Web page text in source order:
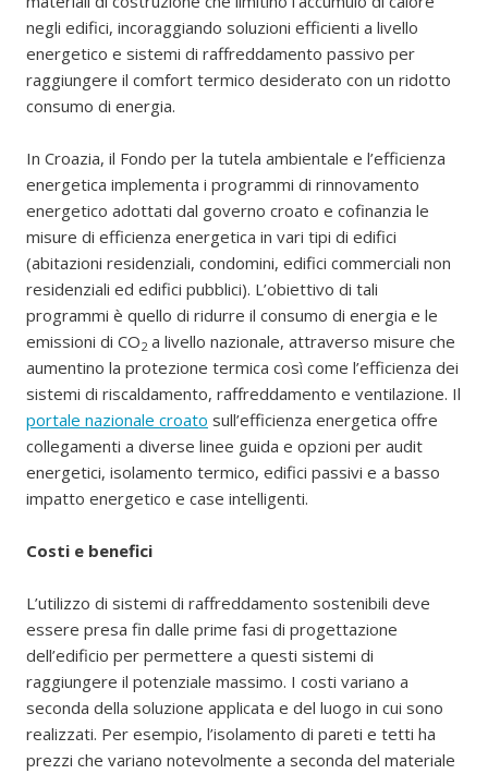
negli edifici, incoraggiando soluzioni efficienti a livello
energetico e sistemi di raffreddamento passivo per
raggiungere il comfort termico desiderato con un ridotto
consumo di energia.
In Croazia, il Fondo per la tutela ambientale e l’efficienza
energetica implementa i programmi di rinnovamento
energetico adottati dal governo croato e cofinanzia le
misure di efficienza energetica in vari tipi di edifici
(abitazioni residenziali, condomini, edifici commerciali non
residenziali ed edifici pubblici). L’obiettivo di tali
programmi è quello di ridurre il consumo di energia e le
emissioni di CO2 a livello nazionale, attraverso misure che
aumentino la protezione termica così come l’efficienza dei
sistemi di riscaldamento, raffreddamento e ventilazione. Il
portale nazionale croato sull’efficienza energetica offre
collegamenti a diverse linee guida e opzioni per audit
energetici, isolamento termico, edifici passivi e a basso
impatto energetico e case intelligenti.
Costi e benefici
L’utilizzo di sistemi di raffreddamento sostenibili deve
essere presa fin dalle prime fasi di progettazione
dell’edificio per permettere a questi sistemi di
raggiungere il potenziale massimo. I costi variano a
seconda della soluzione applicata e del luogo in cui sono
realizzati. Per esempio, l’isolamento di pareti e tetti ha
prezzi che variano notevolmente a seconda del materiale